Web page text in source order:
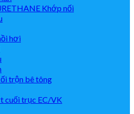
Khớp nối
hơi
trộn bê tông
cuối trục EC/VK